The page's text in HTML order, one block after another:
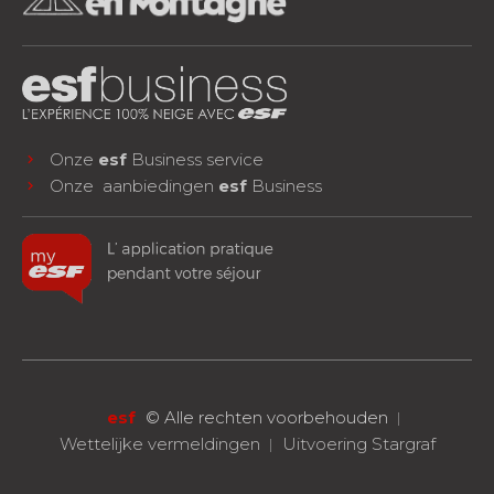
RESERVEREN
Onze esf Business service
Onze aanbiedingen esf Business
esf © Alle rechten voorbehouden
Wettelijke vermeldingen
Uitvoering Stargraf